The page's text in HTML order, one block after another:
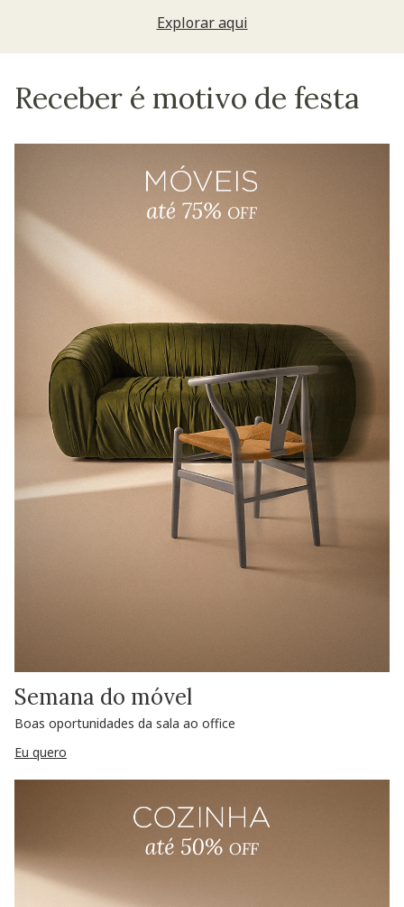
Explorar aqui
Receber é motivo de festa
Semana do móvel
Boas oportunidades da sala ao office
Eu quero